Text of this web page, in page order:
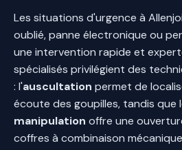
Les situations d'urgence à
oublié, panne électronique ou
une intervention rapide et
spécialisés privilégient des
: l'auscultation permet de
écoute des goupilles, tandis que
manipulation offre une
coffres à combinaison